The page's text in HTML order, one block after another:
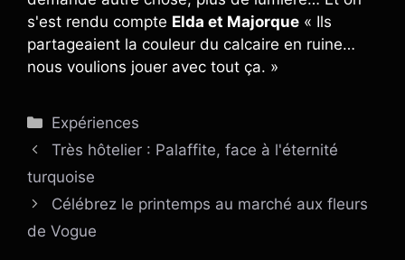
s'est rendu compte Elda et Majorque « Ils
partageaient la couleur du calcaire en ruine…
nous voulions jouer avec tout ça. »
Catégories
Expériences
Très hôtelier : Palaffite, face à l'éternité
turquoise
Célébrez le printemps au marché aux fleurs
de Vogue